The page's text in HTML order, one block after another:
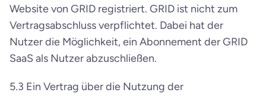
Website von GRID registriert. GRID ist nicht zum
Vertragsabschluss verpflichtet. Dabei hat der
Nutzer die Möglichkeit, ein Abonnement der GRID
SaaS als Nutzer abzuschließen.
5.3 Ein Vertrag über die Nutzung der